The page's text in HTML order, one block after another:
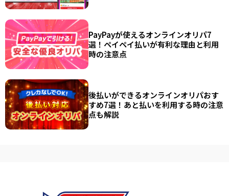
PayPayが使えるオンラインオリパ7
選！ペイペイ払いが有利な理由と利用
時の注意点
後払いができるオンラインオリパおす
すめ7選！あと払いを利用する時の注意
点も解説